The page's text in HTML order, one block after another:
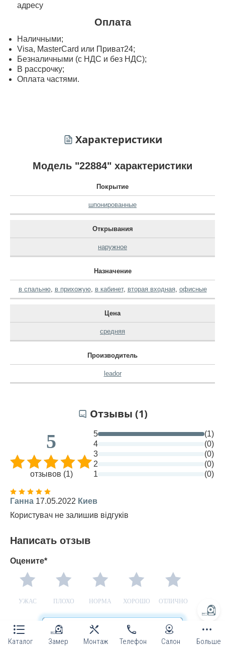
Каталог Замер Монтаж Телефон Салон Больше
адресу
Оплата
Наличными;
Visa, MasterСard или Приват24;
Безналичными (с НДС и без НДС);
В рассрочку;
Оплата частями.
Характеристики
Модель "22884" характеристики
Покрытие
шпонированные
Открывания
наружное
Назначение
в спальню, в прихожую, в кабинет, вторая входная, офисные
Цена
средняя
Производитель
leador
Отзывы (1)
5
отзывов (1)
5
(1)
4
(0)
3
(0)
2
(0)
1
(0)
Ганна 17.05.2022 Киев
Користувач не залишив відгуків
Написать отзыв
Оцените*
УЖАС ПЛОХО НОРМА ХОРОШО ОТЛИЧНО
ГАРАНТИЯ